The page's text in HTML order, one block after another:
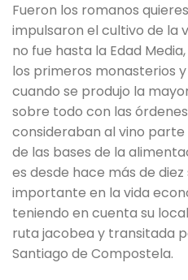
Fueron los romanos
impulsaron el cultivo de la
no fue hasta la Edad
los primeros monasterios
cuando se produjo la
sobre todo con las
consideraban al vino
de las bases de la
es desde hace más de
importante en la vida
teniendo en cuenta su
ruta jacobea y transitada
Santiago de Compostela.